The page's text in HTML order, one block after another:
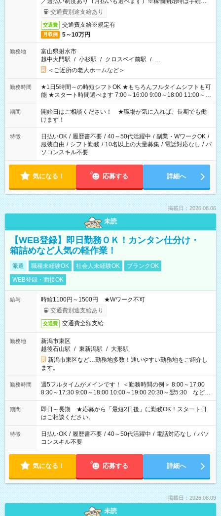
了次第のお支払いとなります。
交通費別途支給あり
交通費 交通費支給※規定有
月収例 5～10万円
勤務地
富山県射水市
越中大門駅 / 小杉駅 / クロスベイ前駅 / …
＜ご近所の老人ホームなど＞
勤務時間
★1日5時間～の時短シフトOK ★もちろんフルタイムシフトも可
能 ★スタート時間選べます 7:00～16:00 9:00～18:00 11:00～
20:00 など 残業なし！ ※Wワークの場合、他のお仕事と合わせ
週40時間超の就業はご案内できません ※法令に基づき、週20時
間以上勤務は社会保険への加入対象となります ※労働者派遣法
（日雇い派遣の原則禁止）により、短時間・短期間の就業はご
案内が難しい場合があります
期間
開始日はご相談ください！ ★職場が気に入れば、長期でも働
けます！
特徴 日払いOK / 履歴書不要 / 40～50代活躍中 / 副業・WワークOK /
服装自由 / シフト勤務 / 10名以上の大量募集 / 電話対応なし / パ
ソコンスキル不要
気になる！ 応募する 詳細へ
掲載日：2026.08.06
未読
【WEB登録】即日勤務ＯＫ！カンタン仕分け・
箱詰めなど人気の軽作業！
派遣 職種未経験OK 社会人未経験OK
ブランクOK
WEB登録・面接OK
給与
時給1100円～1500円 ★Wワーク不可
交通費別途支給あり
交通費 交通費全額支給
勤務地
新潟市東区
越後石山駅 / 東新潟駅 / 大形駅
新潟市東区など…勤務地多数！通いやすい勤務地をご紹介し
ます。
勤務時間
週5フルタイムがメインです！ ＜勤務時間の例＞ 8:00～17:00
8:30～17:30 9:00～18:00 10:00～19:00 20:30～翌5:30 など ★
その他にも勤務時間多数！ 日勤のみ、残業なし、交替制など
ご希望を教えてください！
期間
即日～長期 ★応募から「最短2日後」に勤務OK！スタート日
はご相談ください。
特徴 日払いOK / 履歴書不要 / 40～50代活躍中 / 電話対応なし / パソ
コンスキル不要
気になる！ 応募する 詳細へ
掲載日：2026.08.09
未読